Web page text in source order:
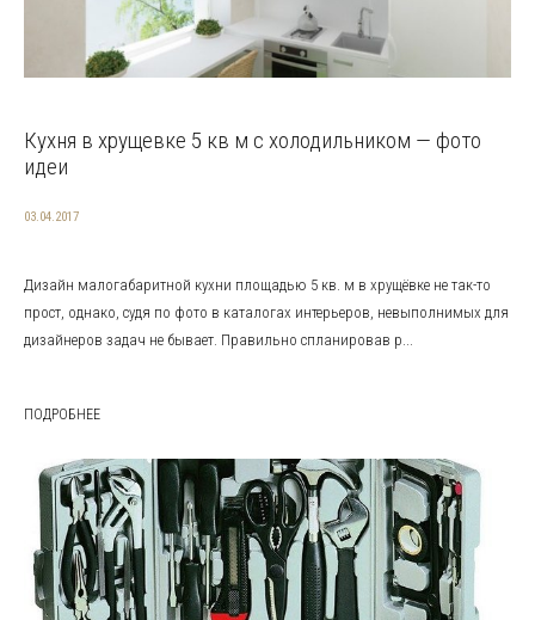
Кухня в хрущевке 5 кв м с холодильником — фото
идеи
03.04.2017
Дизайн малогабаритной кухни площадью 5 кв. м в хрущёвке не так-то
прост, однако, судя по фото в каталогах интерьеров, невыполнимых для
дизайнеров задач не бывает. Правильно спланировав р...
ПОДРОБНЕЕ